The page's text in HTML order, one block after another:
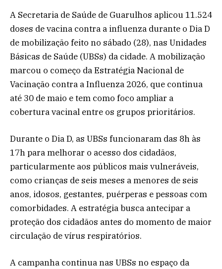
A Secretaria de Saúde de Guarulhos aplicou 11.524
doses de vacina contra a influenza durante o Dia D
de mobilização feito no sábado (28), nas Unidades
Básicas de Saúde (UBSs) da cidade. A mobilização
marcou o começo da Estratégia Nacional de
Vacinação contra a Influenza 2026, que continua
até 30 de maio e tem como foco ampliar a
cobertura vacinal entre os grupos prioritários.
Durante o Dia D, as UBSs funcionaram das 8h às
17h para melhorar o acesso dos cidadãos,
particularmente aos públicos mais vulneráveis,
como crianças de seis meses a menores de seis
anos, idosos, gestantes, puérperas e pessoas com
comorbidades. A estratégia busca antecipar a
proteção dos cidadãos antes do momento de maior
circulação de vírus respiratórios.
A campanha continua nas UBSs no espaço da